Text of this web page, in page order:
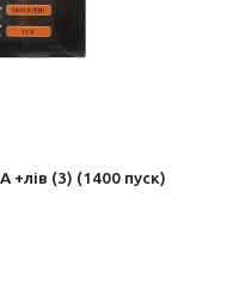
+лів (3) (1400 пуск)